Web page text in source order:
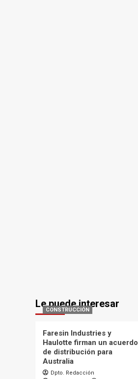
Le puede interesar
CONSTRUCCIÓN
Faresin Industries y
Haulotte firman un acuerdo
de distribución para
Australia
Dpto. Redacción